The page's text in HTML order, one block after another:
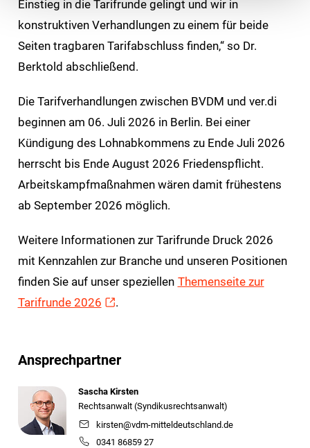
Einstieg in die Tarifrunde gelingt und wir in
konstruktiven Verhandlungen zu einem für beide
Seiten tragbaren Tarifabschluss finden,“ so Dr.
Berktold abschließend.
Die Tarifverhandlungen zwischen BVDM und ver.di
beginnen am 06. Juli 2026 in Berlin. Bei einer
Kündigung des Lohnabkommens zu Ende Juli 2026
herrscht bis Ende August 2026 Friedenspflicht.
Arbeitskampfmaßnahmen wären damit frühestens
ab September 2026 möglich.
Weitere Informationen zur Tarifrunde Druck 2026
mit Kennzahlen zur Branche und unseren Positionen
finden Sie auf unser speziellen Themenseite zur
Tarifrunde 2026
.
Ansprechpartner
Sascha Kirsten
Rechtsanwalt (Syndikusrechtsanwalt)
kirsten@vdm-mitteldeutschland.de
0341 86859 27